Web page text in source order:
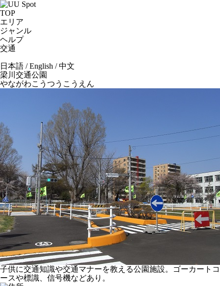
TOP
エリア
ジャンル
ヘルプ
交通
日本語 /English /中文
梁川交通公園
やながわこうつうこうえん
子供に交通知識や交通マナーを教える公園施設。ゴーカートコ
ースや標識、信号機などあり。